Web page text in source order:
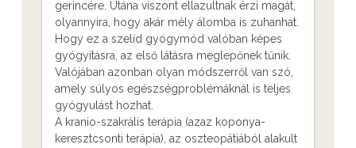
gerincére. Utána viszont ellazultnak érzi magát,
olyannyira, hogy akár mély álomba is zuhanhat.
Hogy ez a szelíd gyógymód valóban képes
gyógyításra, az első látásra meglepőnek tűnik.
Valójában azonban olyan módszerről van szó,
amely súlyos egészségproblémáknál is teljes
gyógyulást hozhat.
A kranio-szakrális terápia (azaz koponya-
keresztcsonti terápia), az oszteopátiából alakult